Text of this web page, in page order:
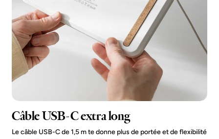
Câble USB-C extra long
Le câble USB-C de 1,5 m te donne plus de portée et de flexibilité